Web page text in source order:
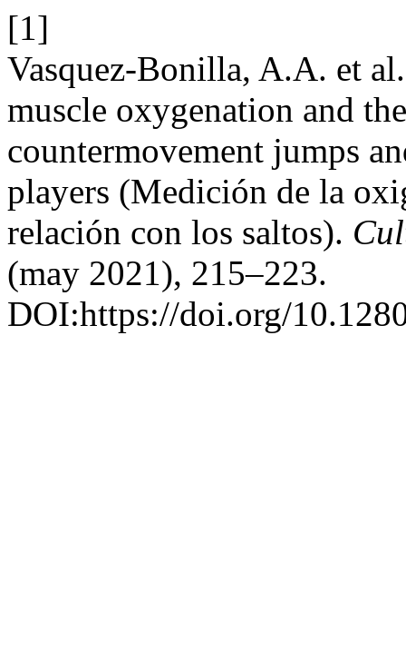
[1]
Vasquez-Bonilla, A.A. et
muscle oxygenation and
countermovement jumps
players (Medición de la
relación con los saltos).
(may 2021), 215–223.
DOI:https://doi.org/